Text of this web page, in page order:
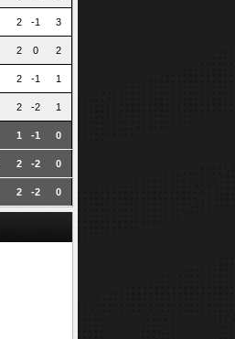
2 -1 3
2 0 2
2 -1 1
2 -2 1
1 -1 0
2 -2 0
2 -2 0